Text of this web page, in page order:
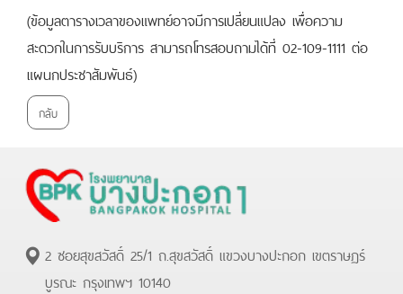
(ข้อมูลตารางเวลาของแพทย์อาจมีการเปลี่ยนแปลง เพื่อความ
สะดวกในการรับบริการ สามารถโทรสอบถามได้ที่ 02-109-1111 ต่อ
แผนกประชาสัมพันธ์)
กลับ
2 ซอยสุขสวัสดิ์ 25/1 ถ.สุขสวัสดิ์ แขวงบางปะกอก เขตราษฏร์
บูรณะ กรุงเทพฯ 10140